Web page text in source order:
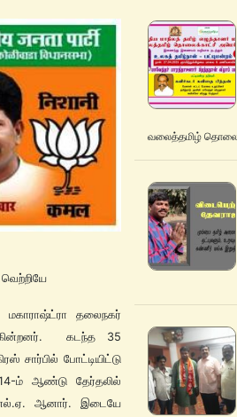
மகாராஷ்ட்ரா தலைநகர்
கடந்த 35
சார்பில் போட்டியிட்டு
ம் ஆண்டு தேர்தலில்
ஆனார். இடையே
வலைத்தமிழ்